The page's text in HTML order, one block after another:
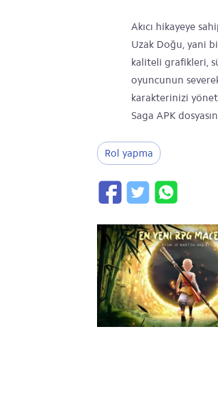
Akıcı hikayeye
Uzak Doğu, yani
kaliteli grafikleri,
oyuncunun
karakterinizi
Saga APK
Rol yapma